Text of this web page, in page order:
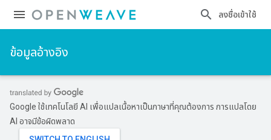
ลงชื่อเข้าใช้
ข้อมูลอ้างอิง
Google ใช้เทคโนโลยี AI เพื่อแปลเนื้อหาเป็นภาษาที่คุณต้องการ การแปลโดย
AI อาจมีข้อผิดพลาด